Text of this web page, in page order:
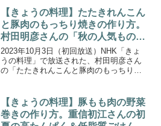
香さんおすすめの薬味は「青じそ」「み
ょうが」「み...
【きょうの料理】たたきれんこん
と豚肉のもっちり焼きの作り方。
村田明彦さんの「秋の人気もの
れんこんおかず」。
2023年10月3日（初回放送）NHK「きょ
うの料理」で放送された、村田明彦さん
の「たたきれんこんと豚肉のもっちり焼
たレシピをお届けする２日間特集「秋の
人気もの きのこ...
【きょうの料理】豚もも肉の野菜
巻きの作り方。重信初江さんの初